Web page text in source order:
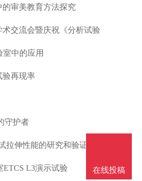
审美教育方法探究
交流会暨庆祝《分析试验
室中的应用
验再现率
守护者
拉伸性能的研究和验证工
ETCS L3演示试验 在线投稿